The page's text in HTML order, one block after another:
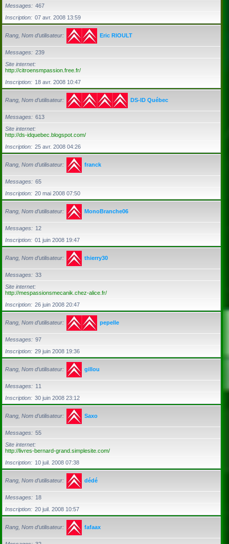
Messages
467
Inscription
07 avr. 2008 13:59
Rang, Nom d’utilisateur Eric RIOULT
Messages
239
Site internet
http://citroensmpassion.free.fr/
Inscription
18 avr. 2008 10:47
Rang, Nom d’utilisateur DS-ID Québec
Messages
613
Site internet
http://ds-idquebec.blogspot.com/
Inscription
25 avr. 2008 04:26
Rang, Nom d’utilisateur franck
Messages
65
Inscription
20 mai 2008 07:50
Rang, Nom d’utilisateur MonoBranche06
Messages
12
Inscription
01 juin 2008 19:47
Rang, Nom d’utilisateur thierry30
Messages
33
Site internet
http://mespassionsmecanik.chez-alice.fr/
Inscription
26 juin 2008 20:47
Rang, Nom d’utilisateur pepelle
Messages
97
Inscription
29 juin 2008 19:36
Rang, Nom d’utilisateur gillou
Messages
11
Inscription
30 juin 2008 23:12
Rang, Nom d’utilisateur Saxo
Messages
55
Site internet
http://livres-bernard-grand.simplesite.com/
Inscription
10 juil. 2008 07:38
Rang, Nom d’utilisateur dédé
Messages
18
Inscription
20 juil. 2008 10:57
Rang, Nom d’utilisateur fafaax